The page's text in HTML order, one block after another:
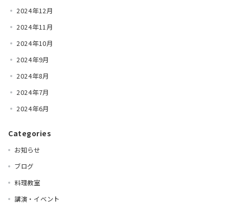
2024年12月
2024年11月
2024年10月
2024年9月
2024年8月
2024年7月
2024年6月
Categories
お知らせ
ブログ
料理教室
講演・イベント